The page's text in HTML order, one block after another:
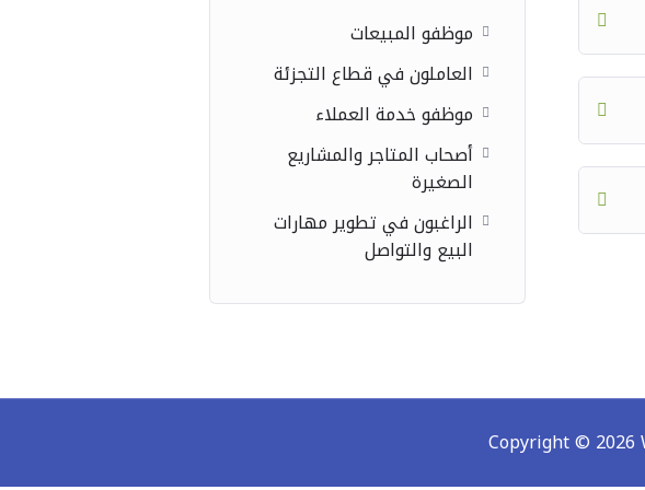
موظفو المبيعات
العاملون في قطاع التجزئة
موظفو خدمة العملاء
أصحاب المتاجر والمشاريع
الصغيرة
الراغبون في تطوير مهارات
البيع والتواصل
Copyright © 2026